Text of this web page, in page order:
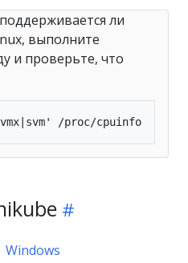
ли
выполните
и проверьте, что
Windows